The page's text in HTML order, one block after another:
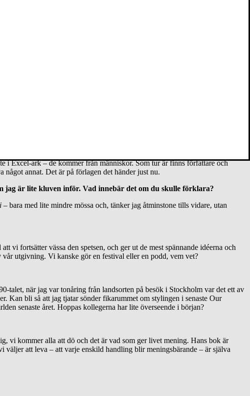
massa roliga människor, gjort en och annan konsthappening, drivit
böckerna i min hylla kommer redan från Volante, och det handlar antagligen
Allt fler verksamheter styrs idag av fantasilösa administratörer som
i Excel-ark – de kommer från människor. Som tur är finns författare och
annat. Det är på förlagen det händer just nu.
jag är lite kluven inför. Vad innebär det om du skulle förklara?
– bara med lite mindre mössa och, tänker jag åtminstone tills vidare, utan
vi fortsätter vässa den spetsen, och ger ut de mest spännande idéerna och
utgivning. Vi kanske gör en festival eller en podd, vem vet?
när jag var tonåring från landsorten på besök i Stockholm var det ett av
Kan bli så att jag tjatar sönder fikarummet om stylingen i senaste Our
senaste året. Hoppas kollegerna har lite överseende i början?
vi kommer alla att dö och det är vad som ger livet mening. Hans bok är
att leva – att varje enskild handling blir meningsbärande – är själva